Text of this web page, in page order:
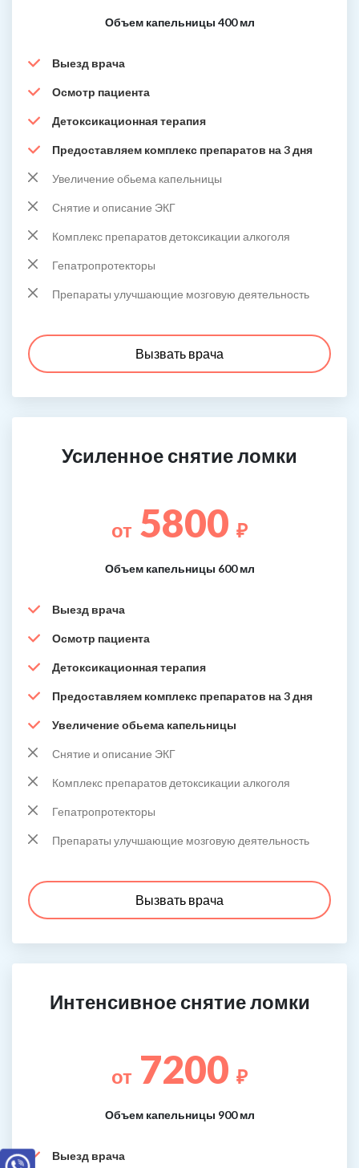
Объем капельницы 400 мл
Выезд врача
Осмотр пациента
Детоксикационная терапия
Предоставляем комплекс препаратов на 3 дня
Увеличение обьема капельницы
Снятие и описание ЭКГ
Комплекс препаратов детоксикации алкоголя
Гепатропротекторы
Препараты улучшающие мозговую деятельность
Вызвать врача
Усиленное снятие ломки
от 5800 ₽
Объем капельницы 600 мл
Выезд врача
Осмотр пациента
Детоксикационная терапия
Предоставляем комплекс препаратов на 3 дня
Увеличение обьема капельницы
Снятие и описание ЭКГ
Комплекс препаратов детоксикации алкоголя
Гепатропротекторы
Препараты улучшающие мозговую деятельность
Вызвать врача
Интенсивное снятие ломки
от 7200 ₽
Объем капельницы 900 мл
Выезд врача